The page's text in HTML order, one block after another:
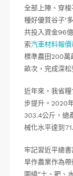
全部上陣、穿
種好優質谷子‘
共投入資金96
索汽車材料報價
標準農田200萬
畝次，完成深
近年來，我省
步提升。2020
303.4公斤，總
械化水平達到
牢記習近平總
旱作農業作為
圍繞“土、肥、